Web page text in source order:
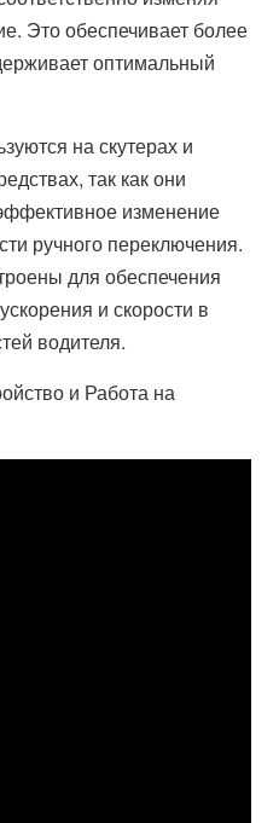
Это обеспечивает более
оптимальный
на скутерах и
так как они
изменение
ручного переключения.
для обеспечения
и скорости в
водителя.
и Работа на